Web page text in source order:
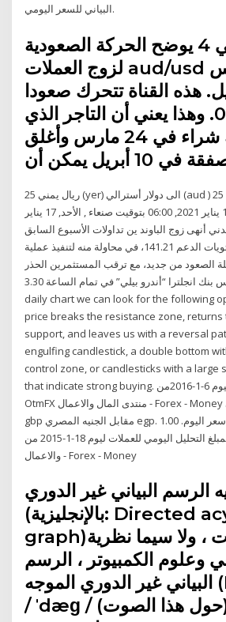
البياني للسعر اليومي.
الرسم البياني 4 يوضح الحركة الصعودية
لزوج العملات aud/usd من 24 مارس
أبريل. هذه القناة تتحرك صعودا
وتصل 0.9459. وهذا يعني أن التاجر الذي
انشأ صفقة شراء في 24 مارس وأغلق
في 10 أبريل يمكن أن
25 ريال يمني (yer) الى دولار أسترالي (aud ) 25 ريال يمني = 0.1296
دولار أسترالي. الأحد, 17 يناير 2021, 06:00 بتوقيت صنعاء , الأحد, 17 يناير
سدني أنهى زوج الباوند ين تداولات الأسبوع السابق
علي تراجع اسفل مستويات الدعم 141.21، في محاولة منه لتنفيذ عملية
الصعود من جديد، مع ترقب المستثمرين الحذر
لخطاب رئيس بنك انجلترا “أندرو بيلي” في تمام الساعة 3.30 - In the
daily chart we can look for the following
price breaks the resistance zone,
support, and leaves us with a reversal
engulfing candlestick, a double bottom
control zone, or candlesticks with a large
that indicate strong buying. التحليل الفني للعملات ليوم 6-1-2016من
OtmFX منتدى المال والاعمال - Forex - Money سعر الجنيه الاسترليني
gbp مقابل الجنيه المصري egp. سعر اليوم. 1.00 gbp = 21.43 egp.
المبلغ التحليل اليومي للعملات ليوم 18-1-2015 من OtmFX منتدى المال
والاعمال - Forex - Money
الرسم البياني غير الدوري
(بالإنجليزية: Directed acyclic
graph)‏، في الرياضيات ، ولا سيما نظرية
وعلوم الكمبيوتر ، الرسم
البياني غير الدوري الموجه (DAG أو dag
/ ˈdæɡ / (حول هذا الصوت)) هو رسم